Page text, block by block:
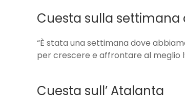
Cuesta sulla settimana
“È stata una settimana dove
per crescere e affrontare al meglio
Cuesta sull’ Atalanta